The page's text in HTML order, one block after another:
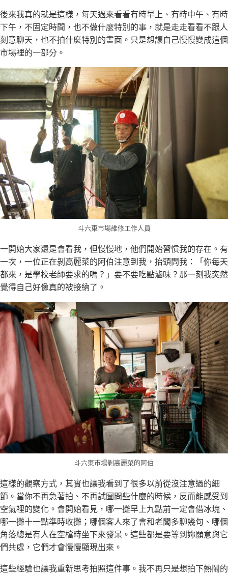
後來我真的就是這樣，每天過來看看有時早上、有時中午、有時
下午，不固定時間，也不做什麼特別的事，就是走走看看不跟人
刻意聊天，也不拍什麼特別的畫面。只是想讓自己慢慢變成這個
市場裡的一部分。
斗六東市場維修工作人員
一開始大家還是會看我，但慢慢地，他們開始習慣我的存在。有
一次，一位正在剝高麗菜的阿伯注意到我，抬頭問我：「你每天
都來，是學校老師要求的嗎？」要不要吃點滷味？那一刻我突然
覺得自己好像真的被接納了。
斗六東市場剝高麗菜的阿伯
這樣的觀察方式，其實也讓我看到了很多以前從沒注意過的細
節。當你不再急著拍、不再試圖問些什麼的時候，反而能感受到
空氣裡的變化。會開始看見，哪一攤早上九點前一定會借冰塊、
哪一攤十一點準時收攤；哪個客人來了會和老闆多聊幾句、哪個
角落總是有人在空檔時坐下來發呆。這些都是要等到妳願意與它
們共處，它們才會慢慢顯現出來。
這些經驗也讓我重新思考拍照這件事。我不再只是想拍下熱鬧的